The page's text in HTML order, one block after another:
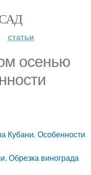
статьи
осенью
Кубани. Особенности
Обрезка винограда